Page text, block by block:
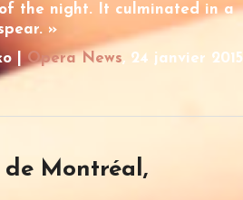
the night. It culminated in a
»
| Opera News, 24 janvier 2015
Montréal,